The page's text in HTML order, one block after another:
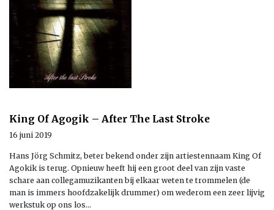
King Of Agogik – After The Last Stroke
16 juni 2019
Hans Jörg Schmitz, beter bekend onder zijn artiestennaam King Of
Agokik is terug. Opnieuw heeft hij een groot deel van zijn vaste
schare aan collegamuzikanten bij elkaar weten te trommelen (de
man is immers hoofdzakelijk drummer) om wederom een zeer lijvig
werkstuk op ons los…